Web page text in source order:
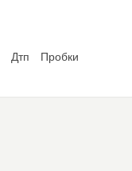
Дтп
Пробки